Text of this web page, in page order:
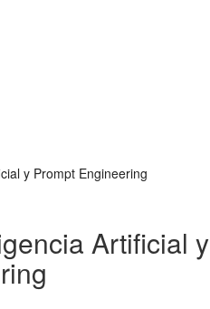
y Prompt Engineering
Artificial y